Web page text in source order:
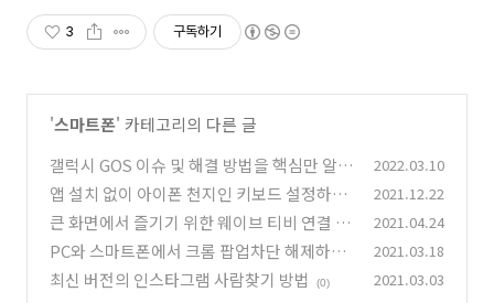
3 구독하기
'스마트폰' 카테고리의 다른 글
갤럭시 GOS 이슈 및 해결 방법을 핵심만 알려
드립니다
(0)
2022.03.10
앱 설치 없이 아이폰 천지인 키보드 설정하는
방법 (0)
2021.12.22
큰 화면에서 즐기기 위한 웨이브 티비 연결 4
가지 방법
(0)
2021.04.24
PC와 스마트폰에서 크롬 팝업차단 해제하는
방법
(0)
2021.03.18
최신 버전의 인스타그램 사람찾기 방법 (0) 2021.03.03